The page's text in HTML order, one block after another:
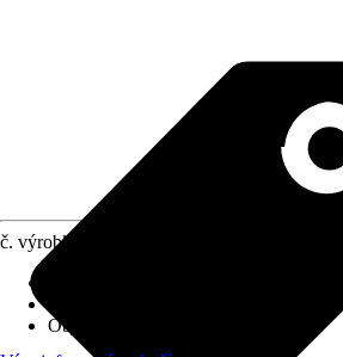
č. výrobku
Sloupkové osvětlení,
Objímka